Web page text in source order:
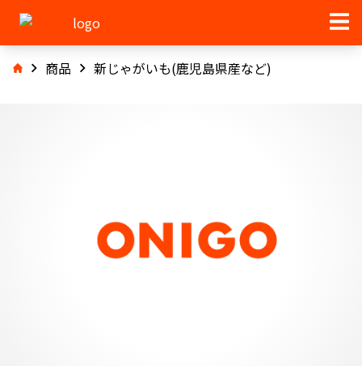
商品 新じゃがいも(鹿児島県産など)